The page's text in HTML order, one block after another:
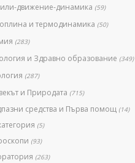
движение-динамика (59)
и термодинамика (50)
(283)
и Здравно образование (349)
(287)
и Природата (715)
средства и Първа помощ (14)
(5)
(93)
(263)